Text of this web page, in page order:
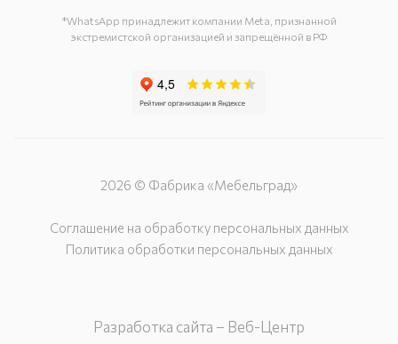
*WhatsApp принадлежит компании Meta, признанной
экстремистской организацией и запрещённой в РФ
2026 © Фабрика «Мебельград»
Соглашение на обработку персональных данных
Политика обработки персональных данных
Разработка сайта – Веб-Центр